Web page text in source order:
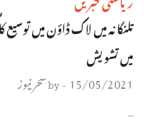
تلنگانہ میں لاک ڈاؤن میں
میں تشویش
15/05/2021
-
byسحر نیوز
…